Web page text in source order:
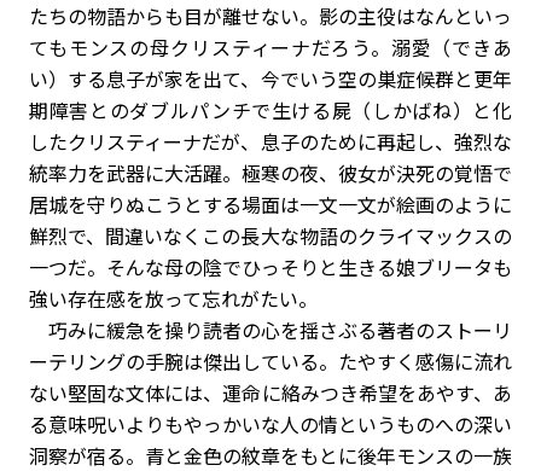
たちの物語からも目が離せない。影の主役はなんといっ
てもモンスの母クリスティーナだろう。溺愛（できあ
い）する息子が家を出て、今でいう空の巣症候群と更年
期障害とのダブルパンチで生ける屍（しかばね）と化
したクリスティーナだが、息子のために再起し、強烈な
統率力を武器に大活躍。極寒の夜、彼女が決死の覚悟で
居城を守りぬこうとする場面は一文一文が絵画のように
鮮烈で、間違いなくこの長大な物語のクライマックスの
一つだ。そんな母の陰でひっそりと生きる娘ブリータも
強い存在感を放って忘れがたい。
巧みに緩急を操り読者の心を揺さぶる著者のストーリ
ーテリングの手腕は傑出している。たやすく感傷に流れ
ない堅固な文体には、運命に絡みつき希望をあやす、あ
る意味呪いよりもやっかいな人の情というものへの深い
洞察が宿る。青と金色の紋章をもとに後年モンスの一族